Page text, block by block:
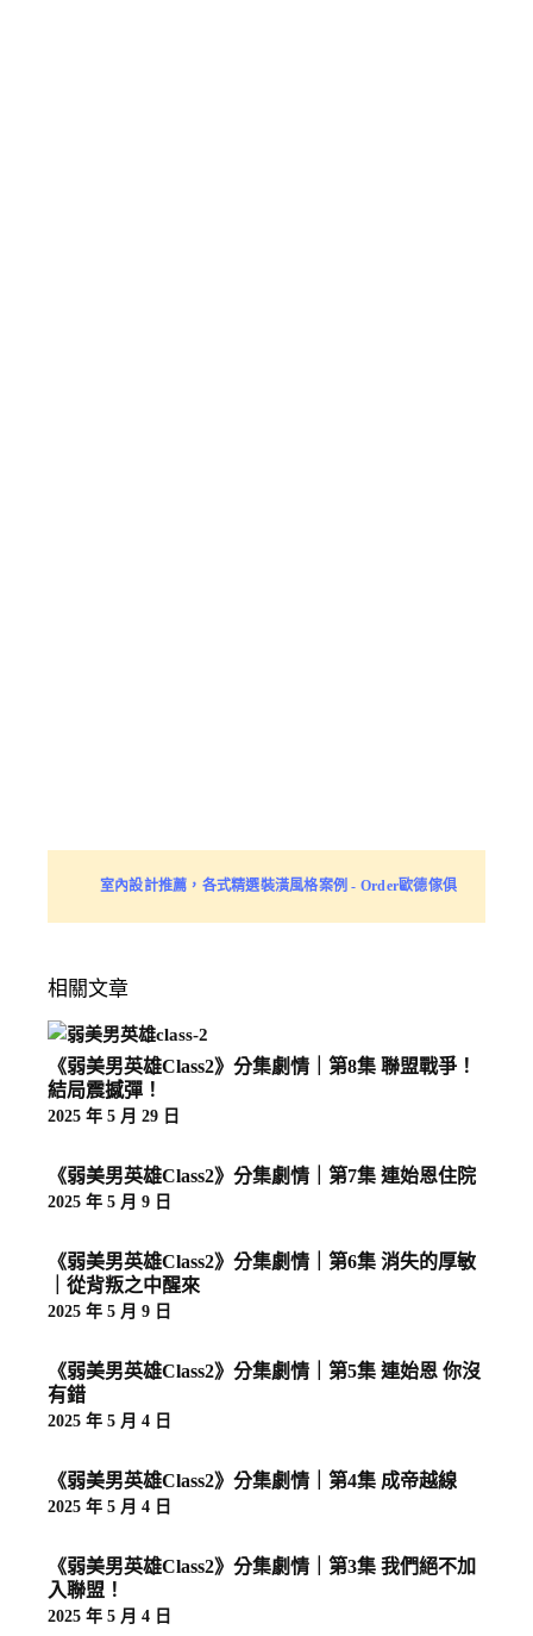
室內設計推薦，各式精選裝潢風格案例 - Order歐德傢俱
相關文章
《弱美男英雄Class2》分集劇情｜第8集 聯盟戰爭！
結局震撼彈！
2025 年 5 月 29 日
《弱美男英雄Class2》分集劇情｜第7集 連始恩住院
2025 年 5 月 9 日
《弱美男英雄Class2》分集劇情｜第6集 消失的厚敏
｜從背叛之中醒來
2025 年 5 月 9 日
《弱美男英雄Class2》分集劇情｜第5集 連始恩 你沒
有錯
2025 年 5 月 4 日
《弱美男英雄Class2》分集劇情｜第4集 成帝越線
2025 年 5 月 4 日
《弱美男英雄Class2》分集劇情｜第3集 我們絕不加
入聯盟！
2025 年 5 月 4 日